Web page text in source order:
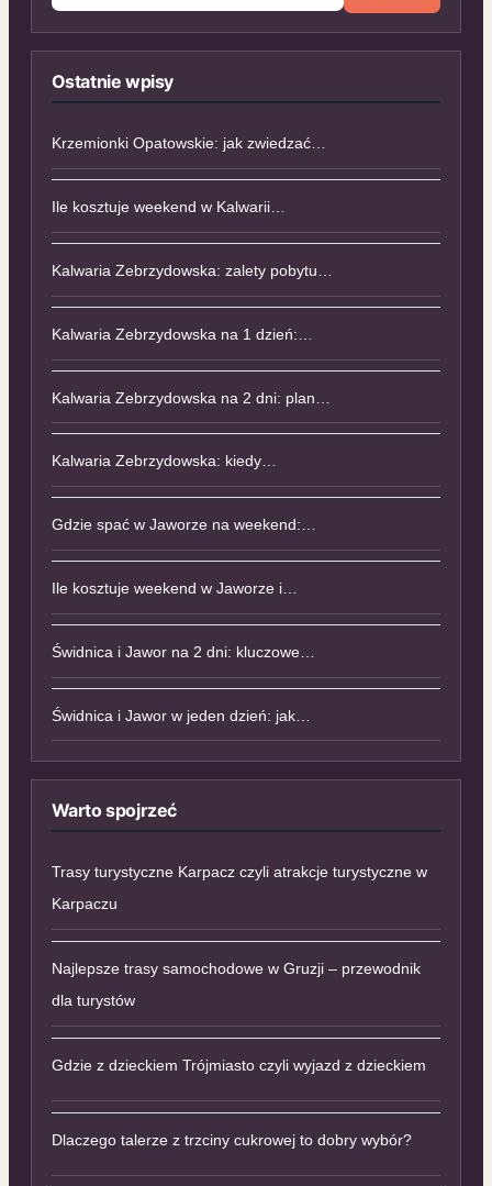
Ostatnie wpisy
Krzemionki Opatowskie: jak zwiedzać…
Ile kosztuje weekend w Kalwarii…
Kalwaria Zebrzydowska: zalety pobytu…
Kalwaria Zebrzydowska na 1 dzień:…
Kalwaria Zebrzydowska na 2 dni: plan…
Kalwaria Zebrzydowska: kiedy…
Gdzie spać w Jaworze na weekend:…
Ile kosztuje weekend w Jaworze i…
Świdnica i Jawor na 2 dni: kluczowe…
Świdnica i Jawor w jeden dzień: jak…
Warto spojrzeć
Trasy turystyczne Karpacz czyli atrakcje turystyczne w
Karpaczu
Najlepsze trasy samochodowe w Gruzji – przewodnik
dla turystów
Gdzie z dzieckiem Trójmiasto czyli wyjazd z dzieckiem
Dlaczego talerze z trzciny cukrowej to dobry wybór?